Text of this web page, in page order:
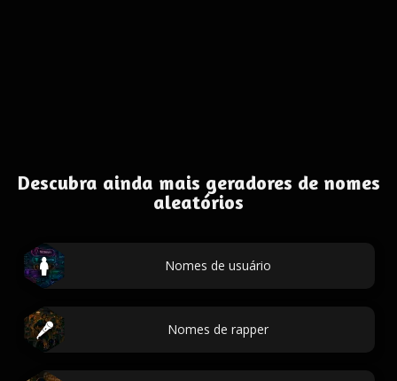
Descubra ainda mais geradores de nomes
aleatórios
Nomes de usuário
Nomes de rapper